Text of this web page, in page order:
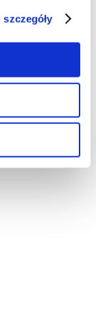
szczegóły